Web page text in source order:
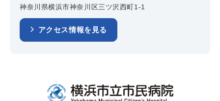
神奈川県横浜市神奈川区三ツ沢西町1-1
アクセス情報を見る